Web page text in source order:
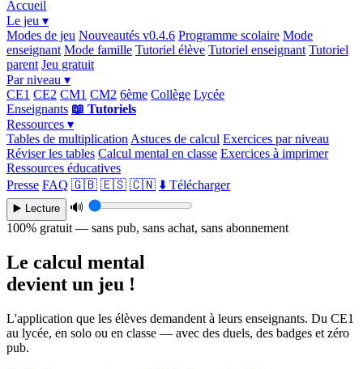
Accueil
Le jeu ▾
Modes de jeu Nouveautés v0.4.6 Programme scolaire Mode
enseignant Mode famille Tutoriel élève Tutoriel enseignant Tutoriel
parent Jeu gratuit
Par niveau ▾
CE1 CE2 CM1 CM2 6ème Collège Lycée
Enseignants 📖 Tutoriels
Ressources ▾
Tables de multiplication Astuces de calcul Exercices par niveau
Réviser les tables Calcul mental en classe Exercices à imprimer
Ressources éducatives
Presse FAQ 🇬🇧 🇪🇸 🇨🇳 ⬇️ Télécharger
▶️ Lecture
🔊
100% gratuit — sans pub, sans achat, sans abonnement
Le calcul mental
devient un jeu !
L'application que les élèves demandent à leurs enseignants. Du CE1
au lycée, en solo ou en classe — avec des duels, des badges et zéro
pub.